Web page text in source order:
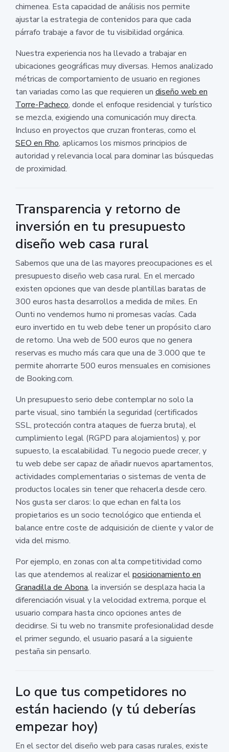
chimenea. Esta capacidad de análisis nos permite
ajustar la estrategia de contenidos para que cada
párrafo trabaje a favor de tu visibilidad orgánica.
Nuestra experiencia nos ha llevado a trabajar en
ubicaciones geográficas muy diversas. Hemos analizado
métricas de comportamiento de usuario en regiones
tan variadas como las que requieren un diseño web en
Torre-Pacheco, donde el enfoque residencial y turístico
se mezcla, exigiendo una comunicación muy directa.
Incluso en proyectos que cruzan fronteras, como el
SEO en Rho, aplicamos los mismos principios de
autoridad y relevancia local para dominar las búsquedas
de proximidad.
Transparencia y retorno de
inversión en tu presupuesto
diseño web casa rural
Sabemos que una de las mayores preocupaciones es el
presupuesto diseño web casa rural. En el mercado
existen opciones que van desde plantillas baratas de
300 euros hasta desarrollos a medida de miles. En
Ounti no vendemos humo ni promesas vacías. Cada
euro invertido en tu web debe tener un propósito claro
de retorno. Una web de 500 euros que no genera
reservas es mucho más cara que una de 3.000 que te
permite ahorrarte 500 euros mensuales en comisiones
de Booking.com.
Un presupuesto serio debe contemplar no solo la
parte visual, sino también la seguridad (certificados
SSL, protección contra ataques de fuerza bruta), el
cumplimiento legal (RGPD para alojamientos) y, por
supuesto, la escalabilidad. Tu negocio puede crecer, y
tu web debe ser capaz de añadir nuevos apartamentos,
actividades complementarias o sistemas de venta de
productos locales sin tener que rehacerla desde cero.
Nos gusta ser claros: lo que echan en falta los
propietarios es un socio tecnológico que entienda el
balance entre coste de adquisición de cliente y valor de
vida del mismo.
Por ejemplo, en zonas con alta competitividad como
las que atendemos al realizar elposicionamiento en
Granadilla de Abona, la inversión se desplaza hacia la
diferenciación visual y la velocidad extrema, porque el
usuario compara hasta cinco opciones antes de
decidirse. Si tu web no transmite profesionalidad desde
el primer segundo, el usuario pasará a la siguiente
pestaña sin pensarlo.
Lo que tus competidores no
están haciendo (y tú deberías
empezar hoy)
En el sector del diseño web para casas rurales, existe